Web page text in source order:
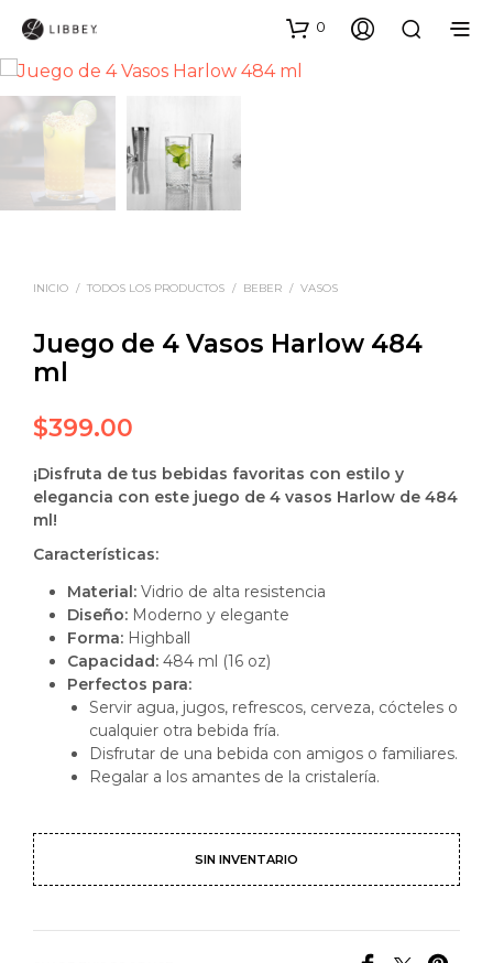
0
INICIO / TODOS LOS PRODUCTOS / BEBER / VASOS
Juego de 4 Vasos Harlow 484
ml
$399.00
¡Disfruta de tus bebidas favoritas con estilo y
elegancia con este juego de 4 vasos Harlow de 484
ml!
Características:
Material:Vidrio de alta resistencia
Diseño:Moderno y elegante
Forma:Highball
Capacidad:484 ml (16 oz)
Perfectos para:
Servir agua, jugos, refrescos, cerveza, cócteles o
cualquier otra bebida fría.
Disfrutar de una bebida con amigos o familiares.
Regalar a los amantes de la cristalería.
SIN INVENTARIO